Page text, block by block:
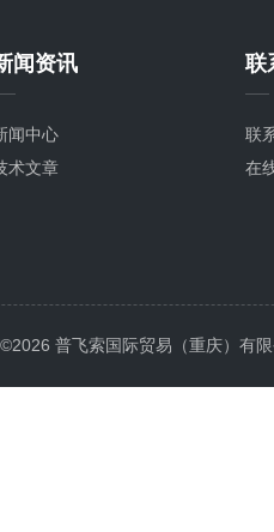
闻资讯
闻中心
术文章
联
联
在
©2026 普飞索国际贸易（重庆）有